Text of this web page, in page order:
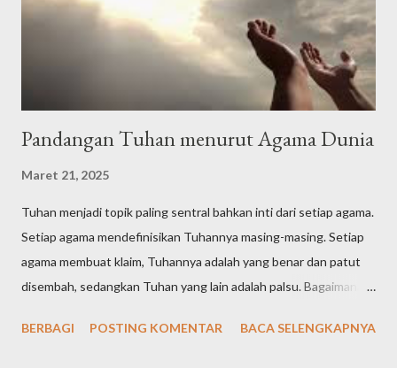
shalawat dan ...
Pandangan Tuhan menurut Agama Dunia
Maret 21, 2025
Tuhan menjadi topik paling sentral bahkan inti dari setiap agama.
Setiap agama mendefinisikan Tuhannya masing-masing. Setiap
agama membuat klaim, Tuhannya adalah yang benar dan patut
disembah, sedangkan Tuhan yang lain adalah palsu. Bagaimana
Yahudi (Yudaisme) Meski ajaran Yahudi telah diajarkan sejak Nabi
BERBAGI POSTING KOMENTAR BACA SELENGKAPNYA